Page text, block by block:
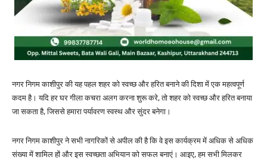
नगर निगम काशीपुर की यह पहल शहर को स्वच्छ और हरित बनाने की दिशा में एक महत्वपूर्ण
कदम है। यदि हर घर गीला कचरा अलग करना शुरू करे, तो शहर को स्वच्छ और हरित बनाया
जा सकता है, जिससे हमारा पर्यावरण स्वस्थ और सुंदर बनेगा।
नगर निगम काशीपुर ने सभी नागरिकों से अपील की है कि वे इस कार्यक्रम में अधिक से अधिक
संख्या में शामिल हों और इस स्वच्छता अभियान को सफल बनाएं। आइए, हम सभी मिलकर